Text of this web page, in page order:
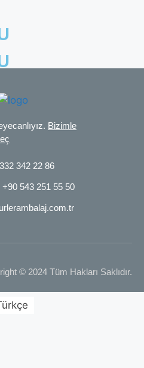
Bizimle
342 22 86
+90 543 251 55 50
© 2024 Tüm Hakları Saklıdır.